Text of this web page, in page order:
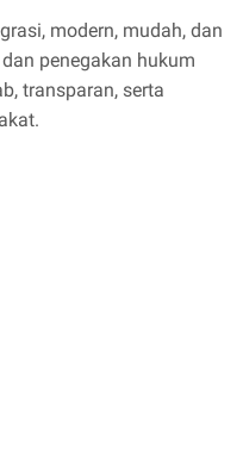
modern, mudah, dan
penegakan hukum
transparan, serta